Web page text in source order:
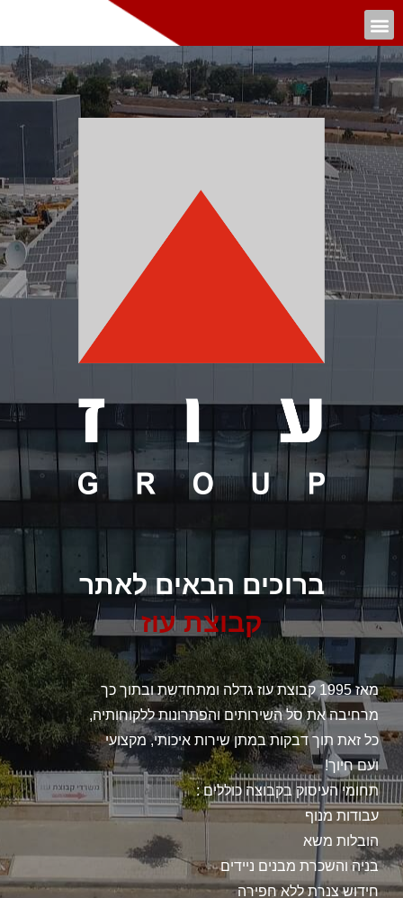
דילוג
לתוכן
ברוכים הבאים לאתר
קבוצת עוז
מאז 1995 קבוצת עוז גדלה ומתחדשת ובתוך כך
מרחיבה את סל השירותים והפתרונות ללקוחותיה,
כל זאת תוך דבקות במתן שירות איכותי, מקצועי
ועם חיוך!
תחומי העיסוק בקבוצה כוללים :
עבודות מנוף
הובלות משא
בניה והשכרת מבנים ניידים
חידוש צנרת ללא חפירה